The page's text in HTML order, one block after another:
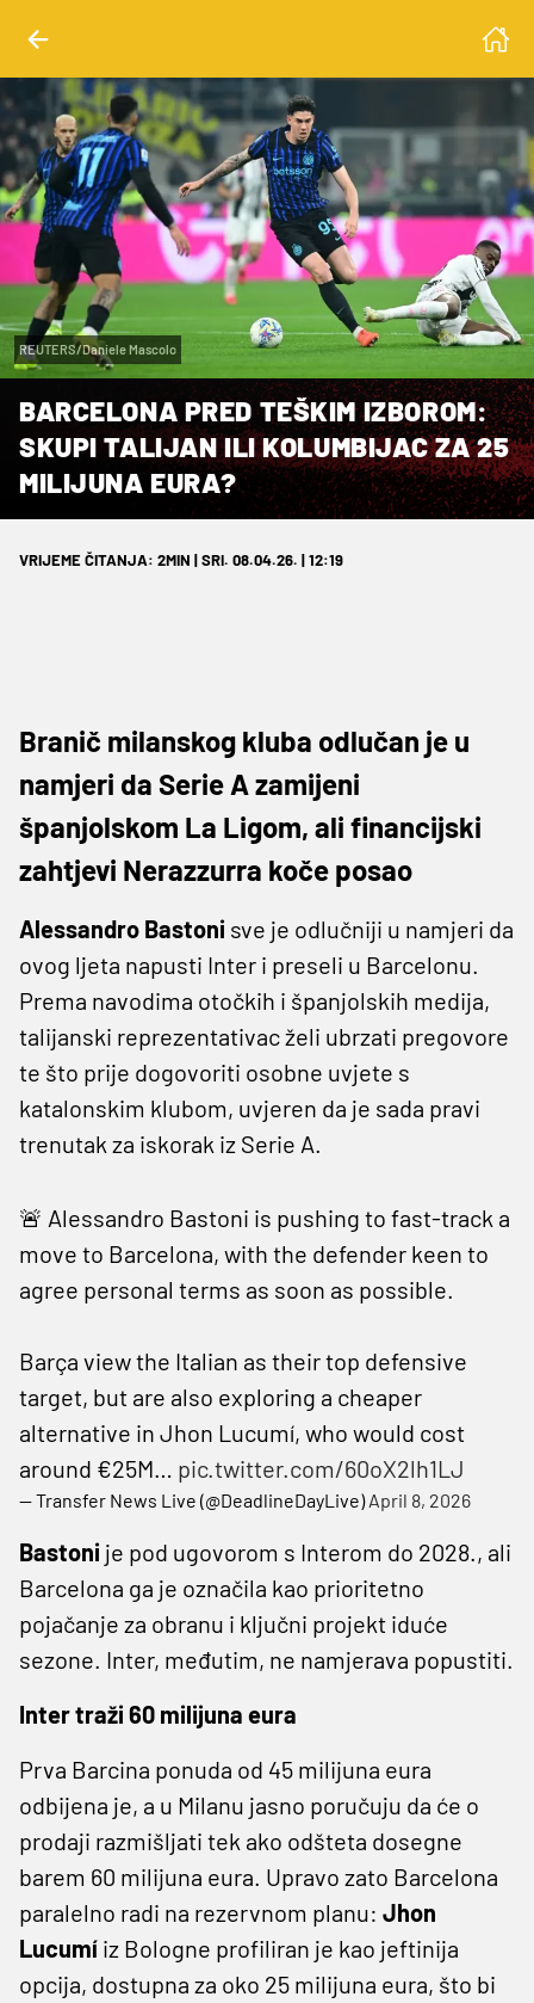
REUTERS/Daniele Mascolo
BARCELONA PRED TEŠKIM IZBOROM:
SKUPI TALIJAN ILI KOLUMBIJAC ZA 25
MILIJUNA EURA?
VRIJEME ČITANJA: 2MIN | SRI. 08.04.26. | 12:19
Branič milanskog kluba odlučan je u
namjeri da Serie A zamijeni
španjolskom La Ligom, ali financijski
zahtjevi Nerazzurra koče posao
Alessandro Bastoni sve je odlučniji u namjeri da
ovog ljeta napusti Inter i preseli u Barcelonu.
Prema navodima otočkih i španjolskih medija,
talijanski reprezentativac želi ubrzati pregovore
te što prije dogovoriti osobne uvjete s
katalonskim klubom, uvjeren da je sada pravi
trenutak za iskorak iz Serie A.
🚨 Alessandro Bastoni is pushing to fast-track a
move to Barcelona, with the defender keen to
agree personal terms as soon as possible.
Barça view the Italian as their top defensive
target, but are also exploring a cheaper
alternative in Jhon Lucumí, who would cost
around €25M… pic.twitter.com/60oX2lh1LJ
— Transfer News Live (@DeadlineDayLive)April 8, 2026
Bastoni je pod ugovorom s Interom do 2028., ali
Barcelona ga je označila kao prioritetno
pojačanje za obranu i ključni projekt iduće
sezone. Inter, međutim, ne namjerava popustiti.
Inter traži 60 milijuna eura
Prva Barcina ponuda od 45 milijuna eura
odbijena je, a u Milanu jasno poručuju da će o
prodaji razmišljati tek ako odšteta dosegne
barem 60 milijuna eura. Upravo zato Barcelona
paralelno radi na rezervnom planu: Jhon
Lucumí iz Bologne profiliran je kao jeftinija
opcija, dostupna za oko 25 milijuna eura, što bi